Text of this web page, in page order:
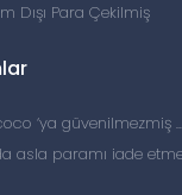
Dışı Para Çekilmiş
‘ya güvenilmezmiş
asla paramı iade